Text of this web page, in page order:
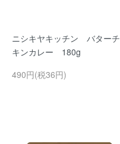
ニシキヤキッチン バターチ
キンカレー 180g
490円(税36円)